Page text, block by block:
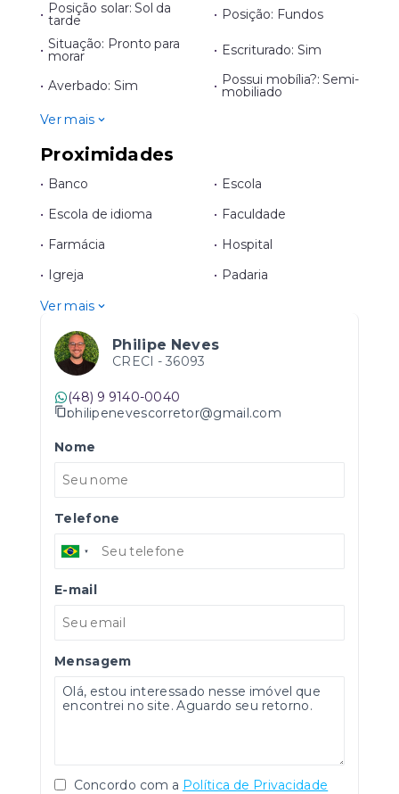
• Posição solar: Sol da
tarde • Posição: Fundos
• Situação: Pronto para
morar • Escriturado: Sim
• Averbado: Sim • Possui mobília?: Semi-
mobiliado
Ver mais
Proximidades
• Banco • Escola
• Escola de idioma • Faculdade
• Farmácia • Hospital
• Igreja • Padaria
Ver mais
Philipe Neves
CRECI - 36093
(48) 9 9140-0040
philipenevescorretor@gmail.com
Nome
Telefone
E-mail
Mensagem
Concordo com a Política de Privacidade